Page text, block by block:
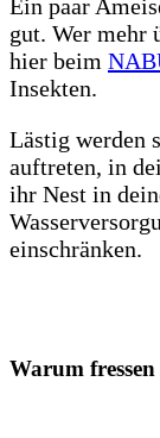
Ein paar
gut. Wer mehr
hier beim
Insekten.
Lästig werden
auftreten, in
ihr Nest in
einschränken.
Warum